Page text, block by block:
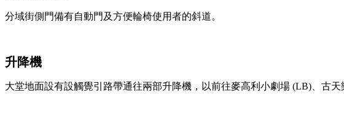
分域街側門備有自動門及方便輪椅使用者的斜道。
升降機
大堂地面設有設觸覺引路帶通往兩部升降機，以前往麥高利小劇場 (LB)、古天